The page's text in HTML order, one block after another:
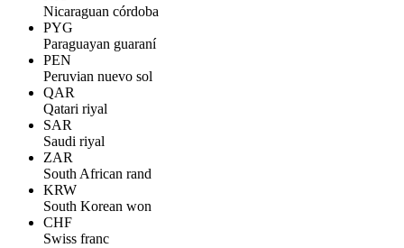
Nicaraguan córdoba
PYG
Paraguayan guaraní
PEN
Peruvian nuevo sol
QAR
Qatari riyal
SAR
Saudi riyal
ZAR
South African rand
KRW
South Korean won
CHF
Swiss franc